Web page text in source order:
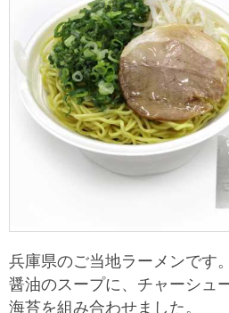
今週の新商品
来週の新商品
商品カテゴリ一覧
セブンプレミアム
ギフト
サービス
サービストップ
nanacoトップ
マルチコピー機でできること
マルチコピー機でできることトップ
コピー
宅配便
切手・はがき・印紙
チケットサービス
セブンチケット
セブン‐イレブンでお受取り
企業情報
企業情報トップ
ニュースリリース
企業理念
私たちの取組み
サステナビリティ
セブン＆アイ・ホールディングスの
加盟店オーナー募集
兵庫県のご当地ラーメンです
醤油のスープに、チャーシュ
海苔を組み合わせました。